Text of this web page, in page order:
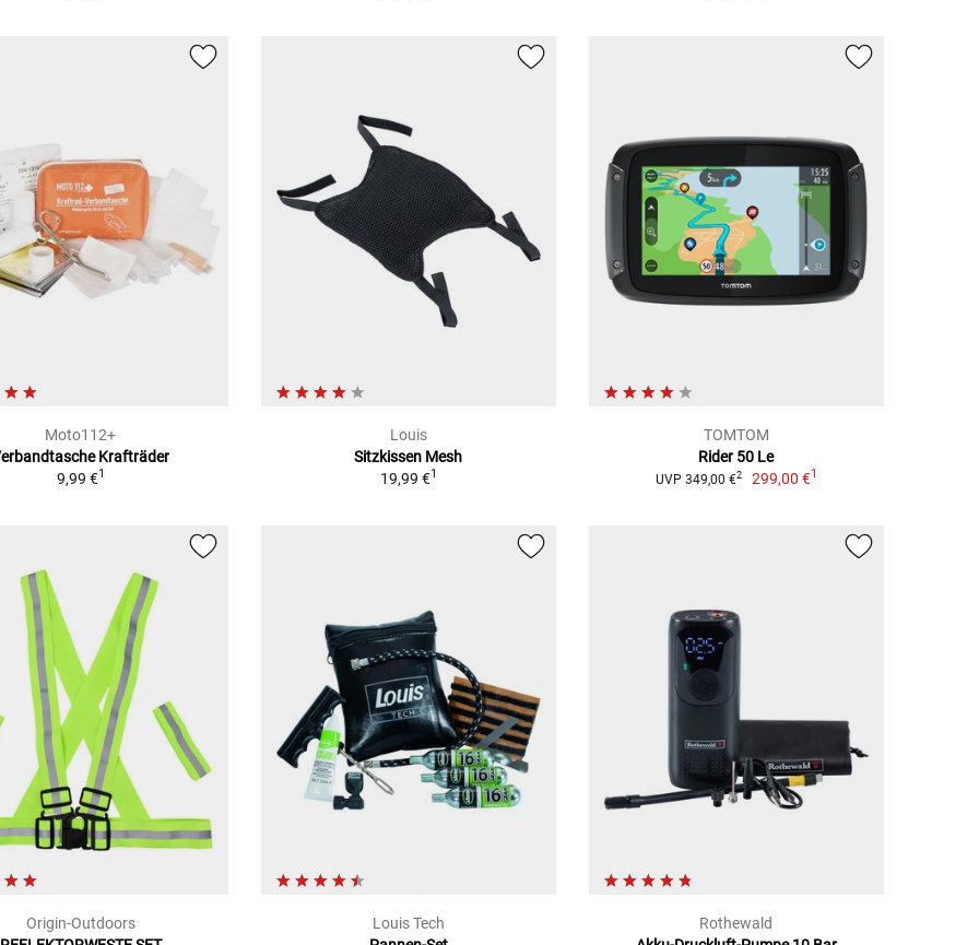
Moto112+
Krafträder
9,99 €1
Louis
Sitzkissen Mesh
19,99 €1
TOMTOM
Rider 50 Le
UVP 349,00 €2 299,00 €1
Origin-Outdoors
Louis Tech
Rothewald